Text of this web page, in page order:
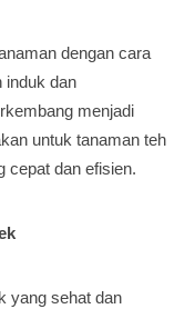
dengan cara
induk dan
menjadi
untuk tanaman teh
cepat dan efisien.
yang sehat dan